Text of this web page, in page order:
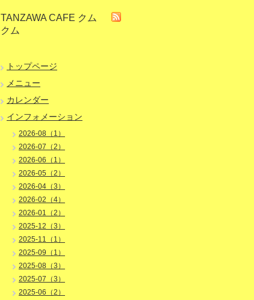
TANZAWA CAFE クム
クム
トップページ
メニュー
カレンダー
インフォメーション
2026-08（1）
2026-07（2）
2026-06（1）
2026-05（2）
2026-04（3）
2026-02（4）
2026-01（2）
2025-12（3）
2025-11（1）
2025-09（1）
2025-08（3）
2025-07（3）
2025-06（2）